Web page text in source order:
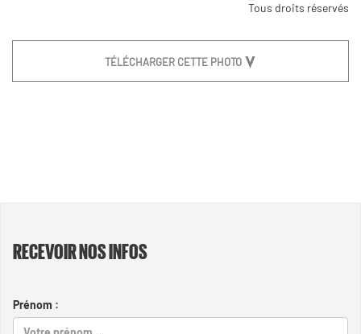
Tous droits réservés
TÉLÉCHARGER CETTE PHOTO
RECEVOIR NOS INFOS
Prénom :